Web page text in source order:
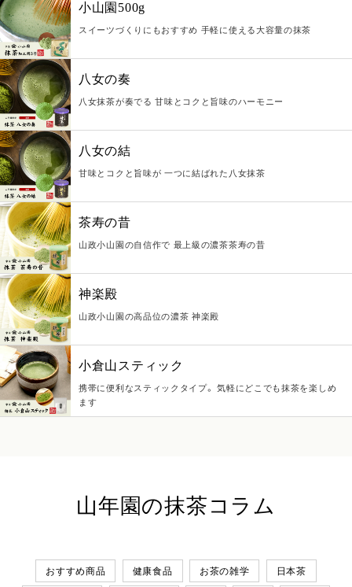
小山園500g
スイーツづくりにもおすすめ 手軽に使える大容量の抹茶
八女の奏
八女抹茶が奏でる 甘味とコクと旨味のハーモニー
八女の結
甘味とコクと旨味が 一つに結ばれた八女抹茶
茶寿の昔
山政小山園の自信作で 最上級の濃茶茶寿の昔
神楽殿
山政小山園の高品位の濃茶 神楽殿
小倉山スティック
携帯に便利なスティックタイプ。 気軽にどこでも抹茶を楽しめ
ます
山年園の抹茶コラム
おすすめ商品 健康食品 お茶の雑学 日本茶